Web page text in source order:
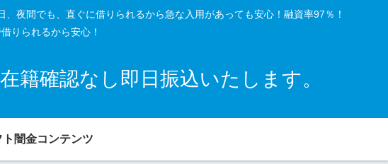
夜間でも、直ぐに借りられるから急な入用があっても安心！融資率97％！
りられるから安心！
籍確認なし即日振込いたします。
ト闇金コンテンツ